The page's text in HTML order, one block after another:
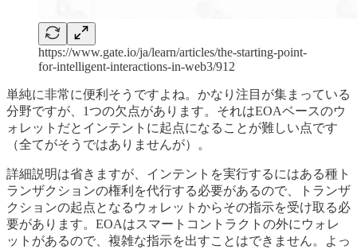
https://www.gate.io/ja/learn/articles/the-starting-point-
for-intelligent-interactions-in-web3/912
単純に非常に便利そうですよね。かなり注目が集まっている
分野ですが、1つの欠点があります。それはEOAベースのウ
ォレットだとインテントに起点になることが難しい点です
（全てがそうではありませんが）。
詳細説明は省きますが、インテントを実行するにはある種ト
ランザクションの権利を代行する必要があるので、トランザ
クションの起点となるウォレットからその指示を受け取る必
要があります。EOAはスマートコントラクトの外にウォレ
ットがあるので、複雑な指示を出すことはできません。よっ